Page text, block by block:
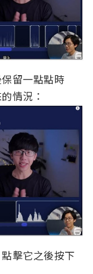
留一點點時
情況：
擊它之後按下